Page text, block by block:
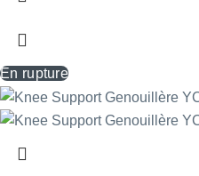
En rupture